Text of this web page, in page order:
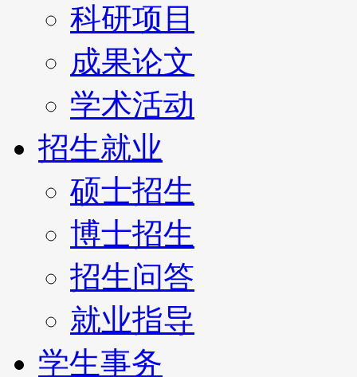
科研项目
成果论文
学术活动
招生就业
硕士招生
博士招生
招生问答
就业指导
学生事务